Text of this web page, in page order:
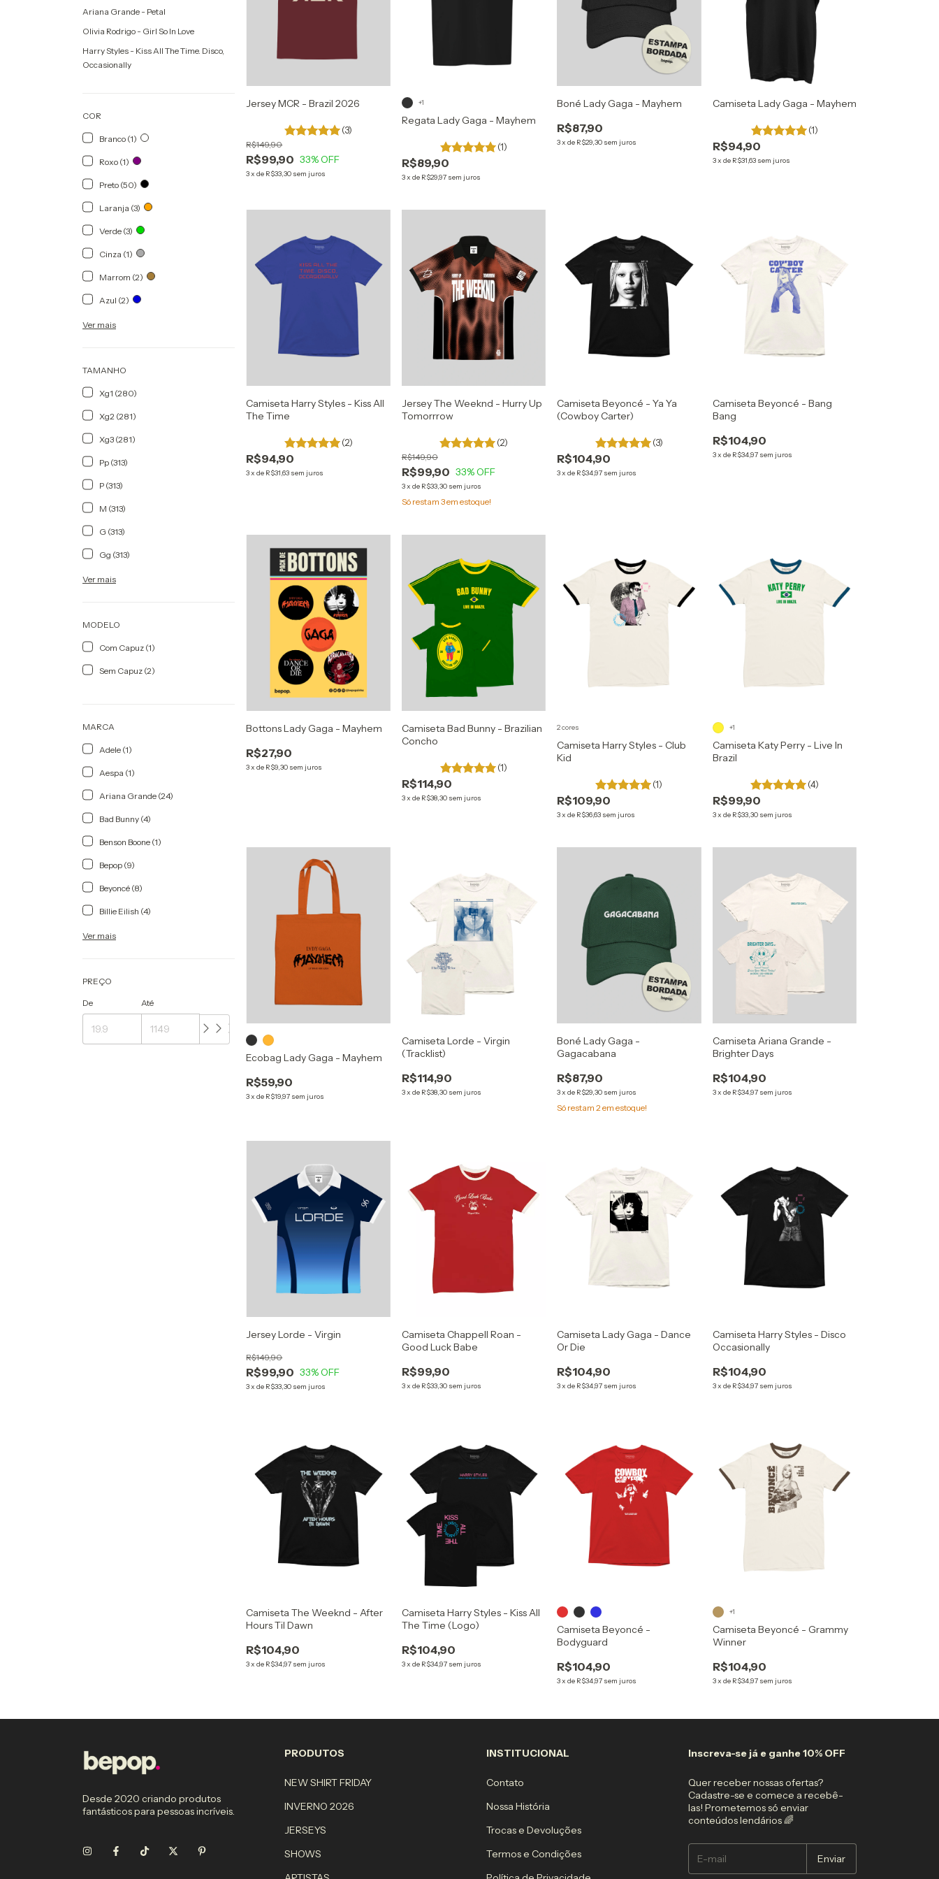
Ariana Grande - Petal
Olivia Rodrigo - Girl So In Love
Harry Styles - Kiss All The Time. Disco,
Occasionally
COR
Branco (1)
Roxo (1)
Preto (50)
Laranja (3)
Verde (3)
Cinza (1)
Marrom (2)
Azul (2)
Ver mais
TAMANHO
Xg1 (280)
Xg2 (281)
Xg3 (281)
Pp (313)
P (313)
M (313)
G (313)
Gg (313)
Ver mais
MODELO
Com Capuz (1)
Sem Capuz (2)
MARCA
Adele (1)
Aespa (1)
Ariana Grande (24)
Bad Bunny (4)
Benson Boone (1)
Bepop (9)
Beyoncé (8)
Billie Eilish (4)
Ver mais
PREÇO
De Até
Jersey MCR - Brazil 2026
(3)
R$99,90
R$149,90
33% OFF
3xde R$33,30 sem juros
Regata Lady Gaga - Mayhem
(1)
R$89,90
3x de R$29,97 sem juros
+1 Boné Lady Gaga - Mayhem
R$87,90
3xde R$29,30 sem juros
Camiseta Lady Gaga - Mayhem
(1)
R$94,90
3x de R$31,63 sem juros
Camiseta Harry Styles - Kiss All
The Time
(2)
R$94,90
3xde R$31,63 sem juros
Jersey The Weeknd - Hurry Up
Tomorrrow
(2)
R$99,90
R$149,90
33% OFF
3x de R$33,30 sem juros
Só restam 3em estoque!
Camiseta Beyoncé - Ya Ya
(Cowboy Carter)
(3)
R$104,90
3xde R$34,97 sem juros
Camiseta Beyoncé - Bang
Bang
R$104,90
3x de R$34,97 sem juros
Bottons Lady Gaga - Mayhem
R$27,90
3xde R$9,30 sem juros
Camiseta Bad Bunny - Brazilian
Concho
(1)
R$114,90
3x de R$38,30 sem juros
Camiseta Harry Styles - Club
Kid
(1)
R$109,90
3xde R$36,63 sem juros
2 cores
Camiseta Katy Perry - Live In
Brazil
(4)
R$99,90
3x de R$33,30 sem juros
+1
Ecobag Lady Gaga - Mayhem
R$59,90
3xde R$19,97 sem juros
Camiseta Lorde - Virgin
(Tracklist)
R$114,90
3x de R$38,30 sem juros
Boné Lady Gaga -
Gagacabana
R$87,90
3xde R$29,30 sem juros
Só restam2 em estoque!
Camiseta Ariana Grande -
Brighter Days
R$104,90
3x de R$34,97 sem juros
Jersey Lorde - Virgin
R$99,90
R$149,90
33% OFF
3xde R$33,30 sem juros
Camiseta Chappell Roan -
Good Luck Babe
R$99,90
3x de R$33,30 sem juros
Camiseta Lady Gaga - Dance
Or Die
R$104,90
3xde R$34,97 sem juros
Camiseta Harry Styles - Disco
Occasionally
R$104,90
3x de R$34,97 sem juros
Camiseta The Weeknd - After
Hours Til Dawn
R$104,90
3xde R$34,97 sem juros
Camiseta Harry Styles - Kiss All
The Time (Logo)
R$104,90
3x de R$34,97 sem juros
Camiseta Beyoncé -
Bodyguard
R$104,90
3xde R$34,97 sem juros
Camiseta Beyoncé - Grammy
Winner
R$104,90
3x de R$34,97 sem juros
+1
Desde 2020 criando produtos
fantásticos para pessoas incríveis.
PRODUTOS
NEW SHIRT FRIDAY
INVERNO 2026
JERSEYS
SHOWS
INSTITUCIONAL
Contato
Nossa História
Trocas e Devoluções
Termos e Condições
Inscreva-se já e ganhe 10% OFF
Quer receber nossas ofertas?
Cadastre-se e comece a recebê-
las! Prometemos só enviar
conteúdos lendários 🌈